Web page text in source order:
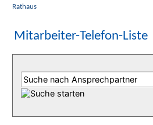
Rathaus
Mitarbeiter-Telefon-Liste